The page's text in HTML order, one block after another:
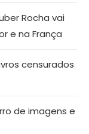
Rocha vai
e na França
censurados
de imagens e